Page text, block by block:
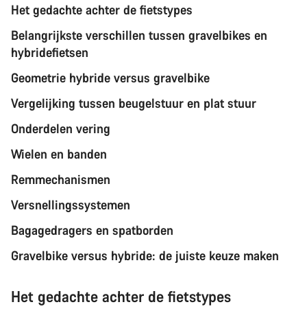
Het gedachte achter de fietstypes
Belangrijkste verschillen tussen gravelbikes en
hybridefietsen
Geometrie hybride versus gravelbike
Vergelijking tussen beugelstuur en plat stuur
Onderdelen vering
Wielen en banden
Remmechanismen
Versnellingssystemen
Bagagedragers en spatborden
Gravelbike versus hybride: de juiste keuze maken
Het gedachte achter de fietstypes